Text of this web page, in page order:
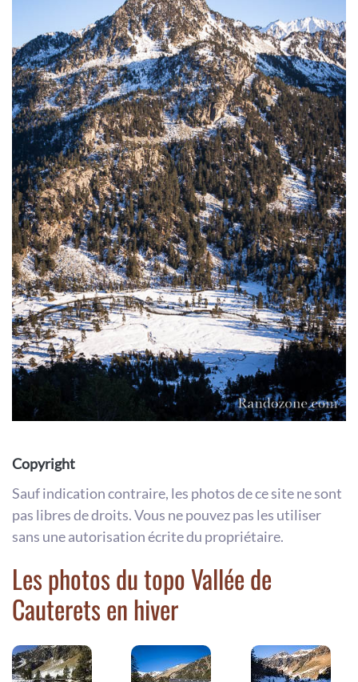
Copyright
Sauf indication contraire, les photos de ce site ne sont
pas libres de droits. Vous ne pouvez pas les utiliser
sans une autorisation écrite du propriétaire.
Les photos du topo Vallée de
Cauterets en hiver